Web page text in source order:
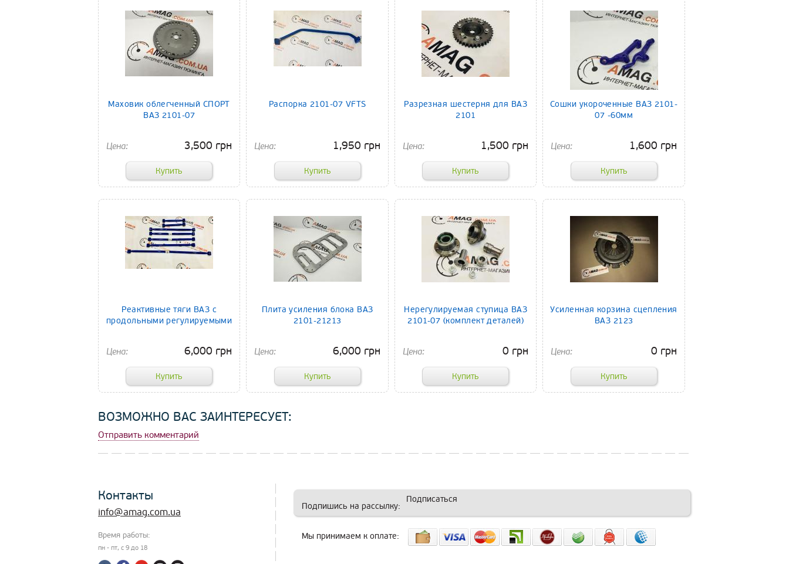
Маховик облегченный СПОРТ
ВАЗ 2101-07
3,500 грн
Распорка 2101-07 VFTS
1,950 грн
Разрезная шестерня для ВАЗ
2101
1,500 грн
Сошки укороченные ВАЗ 2101-
07 -60мм
1,600 грн
Реактивные тяги ВАЗ с
продольными регулируемыми
6,000 грн
Плита усиления блока ВАЗ
2101-21213
6,000 грн
Нерегулируемая ступица ВАЗ
2101-07 (комплект деталей)
0 грн
Усиленная корзина сцепления
ВАЗ 2123
0 грн
ВОЗМОЖНО ВАС ЗАИНТЕРЕСУЕТ:
Отправить комментарий
Контакты
info@amag.com.ua
Время работы:
пн - пт, c 9 до 18
Подпишись на рассылку:
Подписаться
Мы принимаем к оплате: